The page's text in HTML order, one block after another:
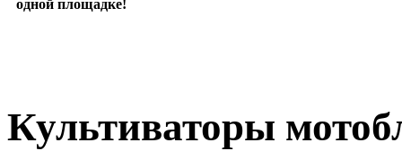
одной площадке!
Культиваторы